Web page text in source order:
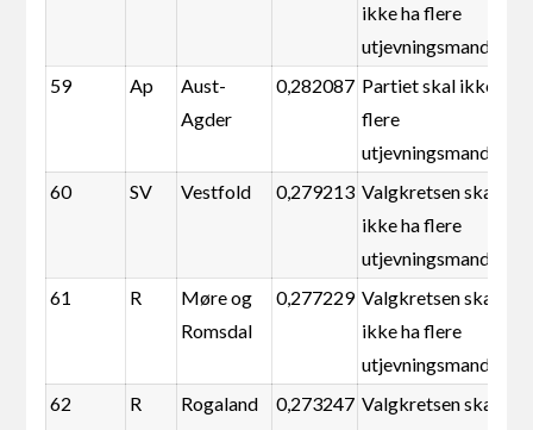
ikke ha flere
utjevningsmandater
59
Ap
Aust-
Agder
0,282087 Partiet skal ikke ha
flere
utjevningsmandater
60
SV Vestfold 0,279213 Valgkretsen skal
ikke ha flere
utjevningsmandater
61
R
Møre og
Romsdal
0,277229 Valgkretsen skal
ikke ha flere
utjevningsmandater
62
R Rogaland 0,273247 Valgkretsen skal